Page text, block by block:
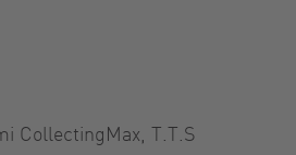
CollectingMax, T.T.S